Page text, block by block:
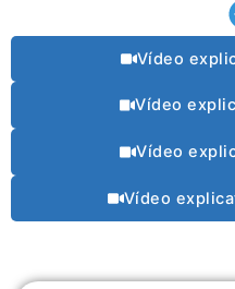
Vídeo
Vídeo
Vídeo
Vídeo